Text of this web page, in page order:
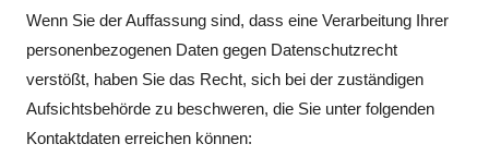
Wenn Sie der Auffassung sind, dass eine Verarbeitung Ihrer
personenbezogenen Daten gegen Datenschutzrecht
verstößt, haben Sie das Recht, sich bei der zuständigen
Aufsichtsbehörde zu beschweren, die Sie unter folgenden
Kontaktdaten erreichen können: